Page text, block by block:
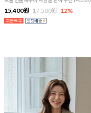
15,400원 17,500원 12%